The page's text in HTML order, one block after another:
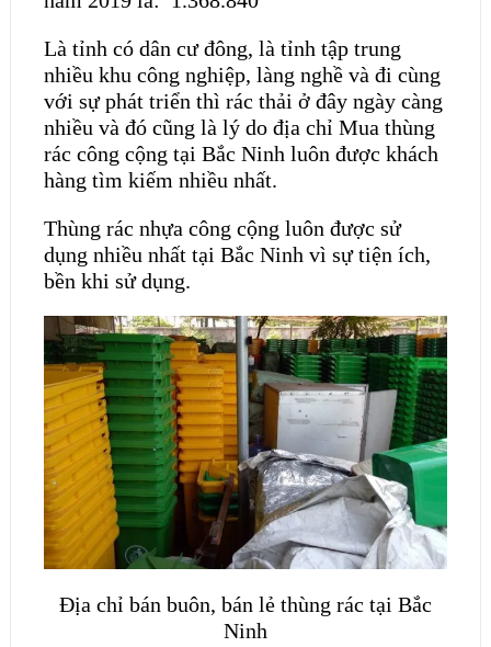
Là tỉnh có dân cư đông, là tỉnh tập trung
nhiều khu công nghiệp, làng nghề và đi cùng
với sự phát triển thì rác thải ở đây ngày càng
nhiều và đó cũng là lý do địa chỉ Mua thùng
rác công cộng tại Bắc Ninh luôn được khách
hàng tìm kiếm nhiều nhất.
Thùng rác nhựa công cộng luôn được sử
dụng nhiều nhất tại Bắc Ninh vì sự tiện ích,
bền khi sử dụng.
Địa chỉ bán buôn, bán lẻ thùng rác tại Bắc
Ninh